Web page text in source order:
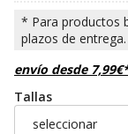
envío desde 7,99€
Tallas